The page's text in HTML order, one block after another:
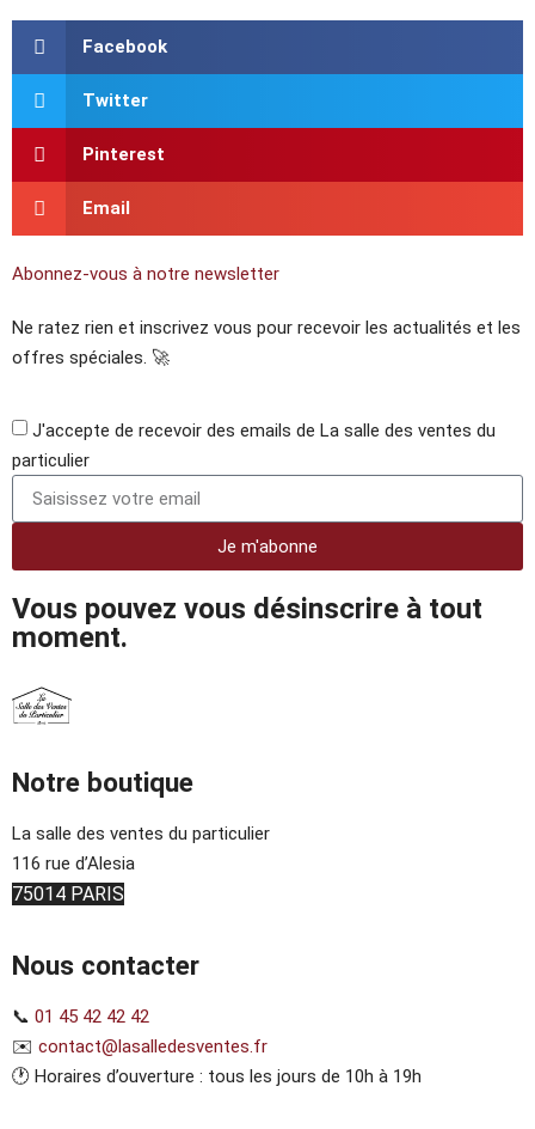
Facebook
Twitter
Pinterest
Email
Abonnez-vous à notre newsletter
Ne ratez rien et inscrivez vous pour recevoir les actualités et les
offres spéciales. 🚀​
J'accepte de recevoir des emails de La salle des ventes du
particulier
Je m'abonne
Vous pouvez vous désinscrire à tout
moment.
Notre boutique
La salle des ventes du particulier
116 rue d’Alesia
75014 PARIS
Nous contacter
📞 01 45 42 42 42
✉️ contact@lasalledesventes.fr
🕐 Horaires d’ouverture : tous les jours de 10h à 19h